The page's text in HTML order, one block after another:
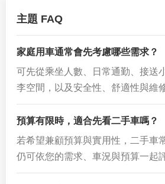
主題 FAQ
家庭用車通常會先考慮哪些需求？
可先從乘坐人數、日常通勤、接送
李空間，以及安全性、舒適性與維
預算有限時，適合先看二手車嗎？
若希望兼顧預算與實用性，二手車
仍可依您的需求、車況與預算一起